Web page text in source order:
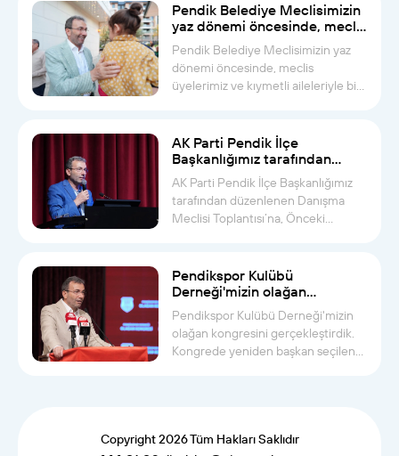
Pendik Belediye Meclisimizin
yaz dönemi öncesinde, meclis
üyelerimiz ve kıymetli
aileleriyle bir araya geldik
Pendik Belediye Meclisimizin yaz
dönemi öncesinde, meclis
üyelerimiz ve kıymetli aileleriyle bir
AK Parti Pendik İlçe
Başkanlığımız tarafından
düzenlenen Danışma Meclisi
Toplantısı’na katıldık
AK Parti Pendik İlçe Başkanlığımız
tarafından düzenlenen Danışma
Meclisi Toplantısı’na, Önceki
Pendikspor Kulübü
Derneği'mizin olağan
kongresini gerçekleştirdik
Pendikspor Kulübü Derneği'mizin
olağan kongresini gerçekleştirdik.
Kongrede yeniden başkan seçilen
Copyright 2026 Tüm Hakları Saklıdır